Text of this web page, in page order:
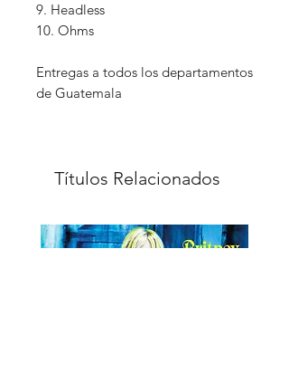
9. Headless
10. Ohms
Entregas a todos los departamentos
de Guatemala
Títulos Relacionados